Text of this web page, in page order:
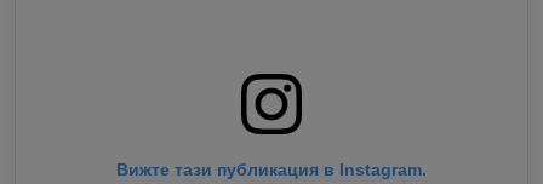
Вижте тази публикация в Instagram.